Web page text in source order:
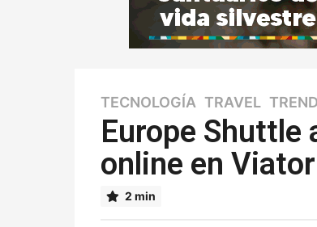
6
a
ñ
o
s
6
TECNOLOGÍA ,TRAVEL ,
Europe Shuttle
online en Viator
2 min